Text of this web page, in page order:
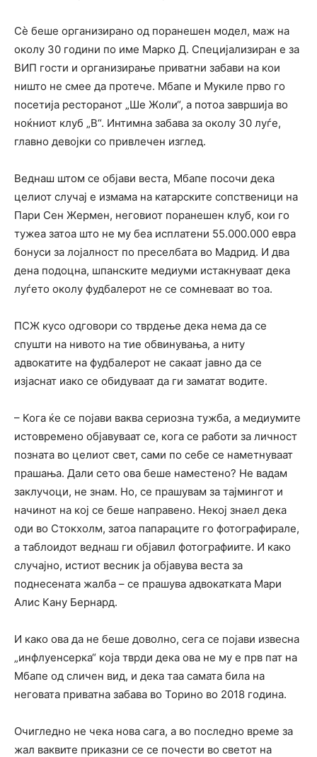
Сè беше организирано од поранешен модел, маж на
околу 30 години по име Марко Д. Специјализиран е за
ВИП гости и организирање приватни забави на кои
ништо не смее да протече. Мбапе и Мукиле прво го
посетија ресторанот „Ше Жоли“, а потоа завршија во
ноќниот клуб „В“. Интимна забава за околу 30 луѓе,
главно девојки со привлечен изглед.
Веднаш штом се објави веста, Мбапе посочи дека
целиот случај е измама на катарските сопственици на
Пари Сен Жермен, неговиот поранешен клуб, кои го
тужеа затоа што не му беа исплатени 55.000.000 евра
бонуси за лојалност по преселбата во Мадрид. И два
дена подоцна, шпанските медиуми истакнуваат дека
луѓето околу фудбалерот не се сомневаат во тоа.
ПСЖ кусо одговори со тврдење дека нема да се
спушти на нивото на тие обвинувања, а ниту
адвокатите на фудбалерот не сакаат јавно да се
изјаснат иако се обидуваат да ги заматат водите.
– Кога ќе се појави ваква сериозна тужба, а медиумите
истовремено објавуваат се, кога се работи за личност
позната во целиот свет, сами по себе се наметнуваат
прашања. Дали сето ова беше наместено? Не вадам
заклучоци, не знам. Но, се прашувам за тајмингот и
начинот на кој се беше направено. Некој знаел дека
оди во Стокхолм, затоа папараците го фотографирале,
а таблоидот веднаш ги објавил фотографиите. И како
случајно, истиот весник ја објавува веста за
поднесената жалба – се прашува адвокатката Мари
Алис Кану Бернард.
И како ова да не беше доволно, сега се појави извесна
„инфлуенсерка“ која тврди дека ова не му е прв пат на
Мбапе од сличен вид, и дека таа самата била на
неговата приватна забава во Торино во 2018 година.
Очигледно не чека нова сага, а во последно време за
жал ваквите приказни се се почести во светот на